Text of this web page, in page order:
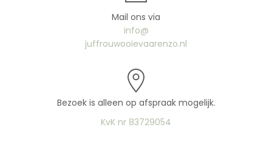
Mail ons via
info@
juffrouwooievaarenzo.nl
Bezoek is alleen op afspraak mogelijk.
KvK nr 83729054